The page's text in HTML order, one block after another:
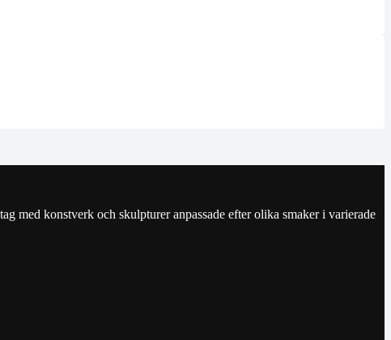
med konstverk och skulpturer anpassade efter olika smaker i varierade